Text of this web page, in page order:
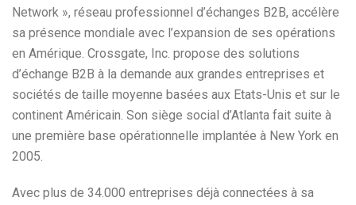
Network », réseau professionnel d’échanges B2B, accélère
sa présence mondiale avec l’expansion de ses opérations
en Amérique. Crossgate, Inc. propose des solutions
d’échange B2B à la demande aux grandes entreprises et
sociétés de taille moyenne basées aux Etats-Unis et sur le
continent Américain. Son siège social d’Atlanta fait suite à
une première base opérationnelle implantée à New York en
2005.
Avec plus de 34.000 entreprises déjà connectées à sa